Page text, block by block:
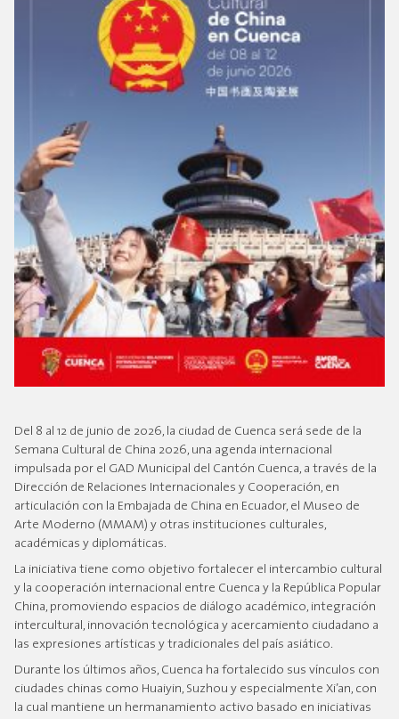
Del 8 al 12 de junio de 2026, la ciudad de Cuenca será sede de la
Semana Cultural de China 2026, una agenda internacional
impulsada por el GAD Municipal del Cantón Cuenca, a través de la
Dirección de Relaciones Internacionales y Cooperación, en
articulación con la Embajada de China en Ecuador, el Museo de
Arte Moderno (MMAM) y otras instituciones culturales,
académicas y diplomáticas.
La iniciativa tiene como objetivo fortalecer el intercambio cultural
y la cooperación internacional entre Cuenca y la República Popular
China, promoviendo espacios de diálogo académico, integración
intercultural, innovación tecnológica y acercamiento ciudadano a
las expresiones artísticas y tradicionales del país asiático.
Durante los últimos años, Cuenca ha fortalecido sus vínculos con
ciudades chinas como Huaiyin, Suzhou y especialmente Xi’an, con
la cual mantiene un hermanamiento activo basado en iniciativas